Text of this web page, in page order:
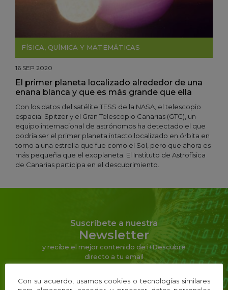
FÍSICA, QUÍMICA Y MATEMÁTICAS
16 SEP 2020
El primer planeta localizado alrededor de una
enana blanca y que es más grande que ella
Con los datos del satélite TESS de la NASA, el telescopio
espacial Spitzer y el Gran Telescopio Canarias (GTC), un
equipo internacional de astrónomos ha detectado el que
podría ser el primer planeta intacto localizado en órbita en
torno a una estrella que fue como el Sol, pero que ahora es
más pequeña que el exoplaneta. El Instituto de Astrofísica
de Canarias participa en el descubrimiento.
Suscríbete a nuestra
Newsletter
y recibe el mejor contenido de i+Descubre
directo a tu email
Con su acuerdo, usamos cookies o tecnologías similares